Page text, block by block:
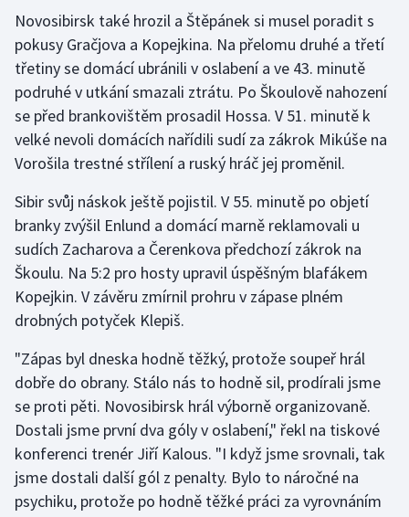
Moderní pětiboj
Motorsport
Olympijské hry
Plavání
Plážový volejbal
Ragby
Rychlobruslení
Rychlostní kanoistika
Short track
Sportovní střelba
Novosibirsk také hrozil a Štěpánek si musel poradit s
pokusy Gračjova a Kopejkina. Na přelomu druhé a třetí
třetiny se domácí ubránili v oslabení a ve 43. minutě
podruhé v utkání smazali ztrátu. Po Škoulově nahození
se před brankovištěm prosadil Hossa. V 51. minutě k
velké nevoli domácích nařídili sudí za zákrok Mikúše na
Vorošila trestné střílení a ruský hráč jej proměnil.
Sibir svůj náskok ještě pojistil. V 55. minutě po objetí
branky zvýšil Enlund a domácí marně reklamovali u
sudích Zacharova a Čerenkova předchozí zákrok na
Škoulu. Na 5:2 pro hosty upravil úspěšným blafákem
Kopejkin. V závěru zmírnil prohru v zápase plném
drobných potyček Klepiš.
"Zápas byl dneska hodně těžký, protože soupeř hrál
dobře do obrany. Stálo nás to hodně sil, prodírali jsme
se proti pěti. Novosibirsk hrál výborně organizovaně.
Dostali jsme první dva góly v oslabení," řekl na tiskové
konferenci trenér Jiří Kalous. "I když jsme srovnali, tak
jsme dostali další gól z penalty. Bylo to náročné na
psychiku, protože po hodně těžké práci za vyrovnáním